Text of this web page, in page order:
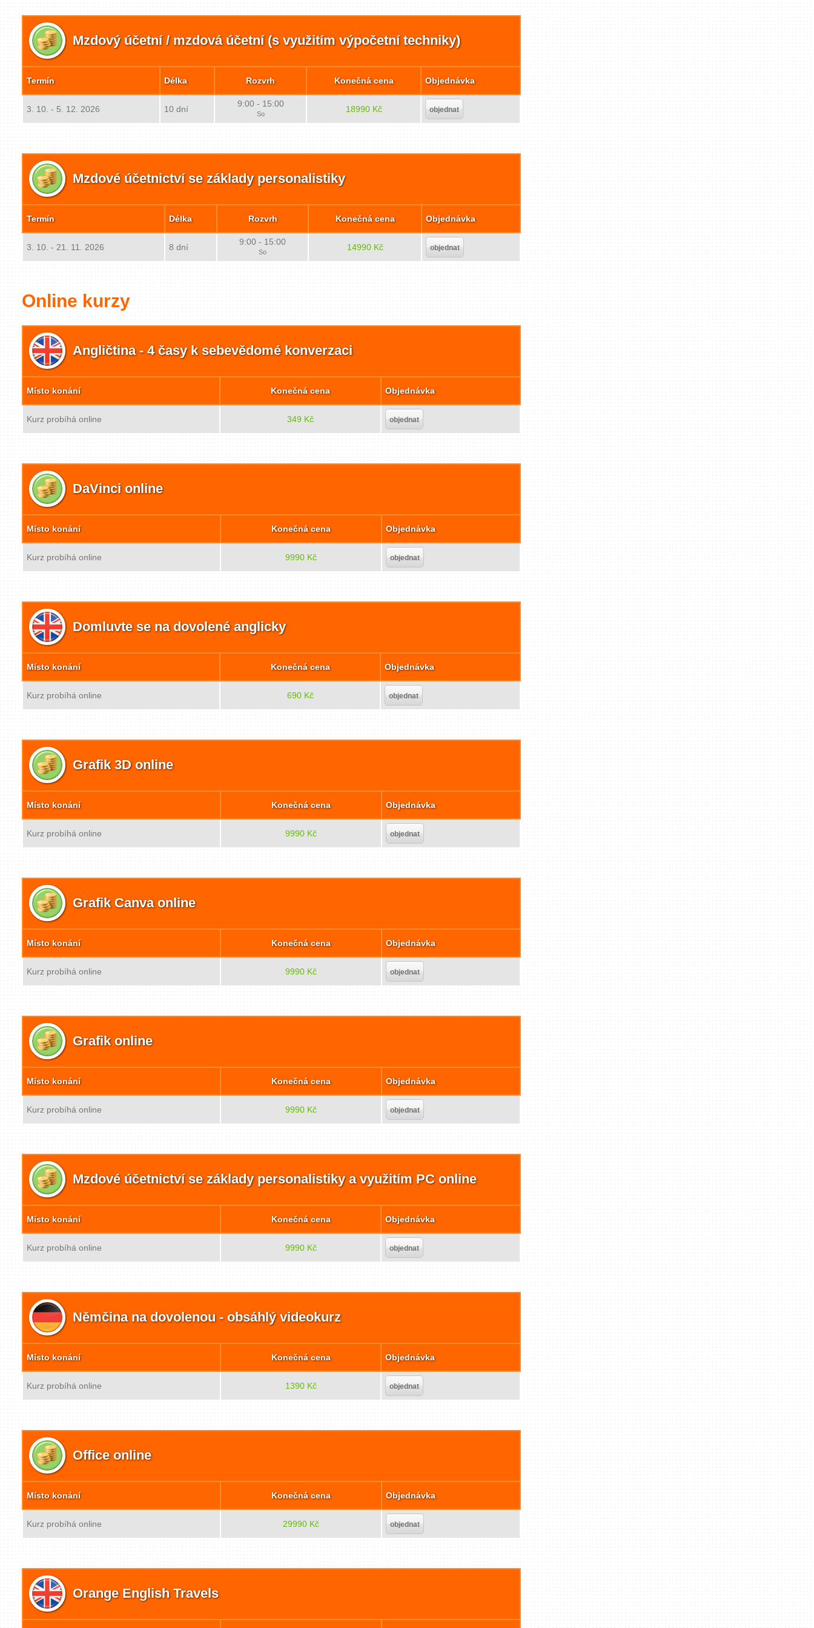
Mzdový účetní / mzdová účetní (s využitím výpočetní techniky)
Termín Délka Rozvrh Konečná cena Objednávka
3. 10. - 5. 12. 2026 10 dní
9:00 - 15:00
So 18990 Kč objednat
Mzdové účetnictví se základy personalistiky
Termín Délka Rozvrh Konečná cena Objednávka
3. 10. - 21. 11. 2026 8 dní
9:00 - 15:00
So 14990 Kč objednat
Online kurzy
Angličtina - 4 časy k sebevědomé konverzaci
Místo konání Konečná cena Objednávka
Kurz probíhá online 349 Kč objednat
DaVinci online
Místo konání Konečná cena Objednávka
Kurz probíhá online 9990 Kč objednat
Domluvte se na dovolené anglicky
Místo konání Konečná cena Objednávka
Kurz probíhá online 690 Kč objednat
Grafik 3D online
Místo konání Konečná cena Objednávka
Kurz probíhá online 9990 Kč objednat
Grafik Canva online
Místo konání Konečná cena Objednávka
Kurz probíhá online 9990 Kč objednat
Grafik online
Místo konání Konečná cena Objednávka
Kurz probíhá online 9990 Kč objednat
Mzdové účetnictví se základy personalistiky a využitím PC online
Místo konání Konečná cena Objednávka
Kurz probíhá online 9990 Kč objednat
Němčina na dovolenou - obsáhlý videokurz
Místo konání Konečná cena Objednávka
Kurz probíhá online 1390 Kč objednat
Office online
Místo konání Konečná cena Objednávka
Kurz probíhá online 29990 Kč objednat
Orange English Travels